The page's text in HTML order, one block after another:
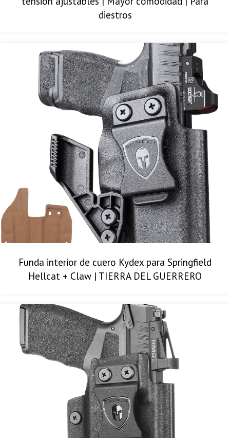
diestros
Funda interior de cuero Kydex para Springfield
Hellcat + Claw | TIERRA DEL GUERRERO